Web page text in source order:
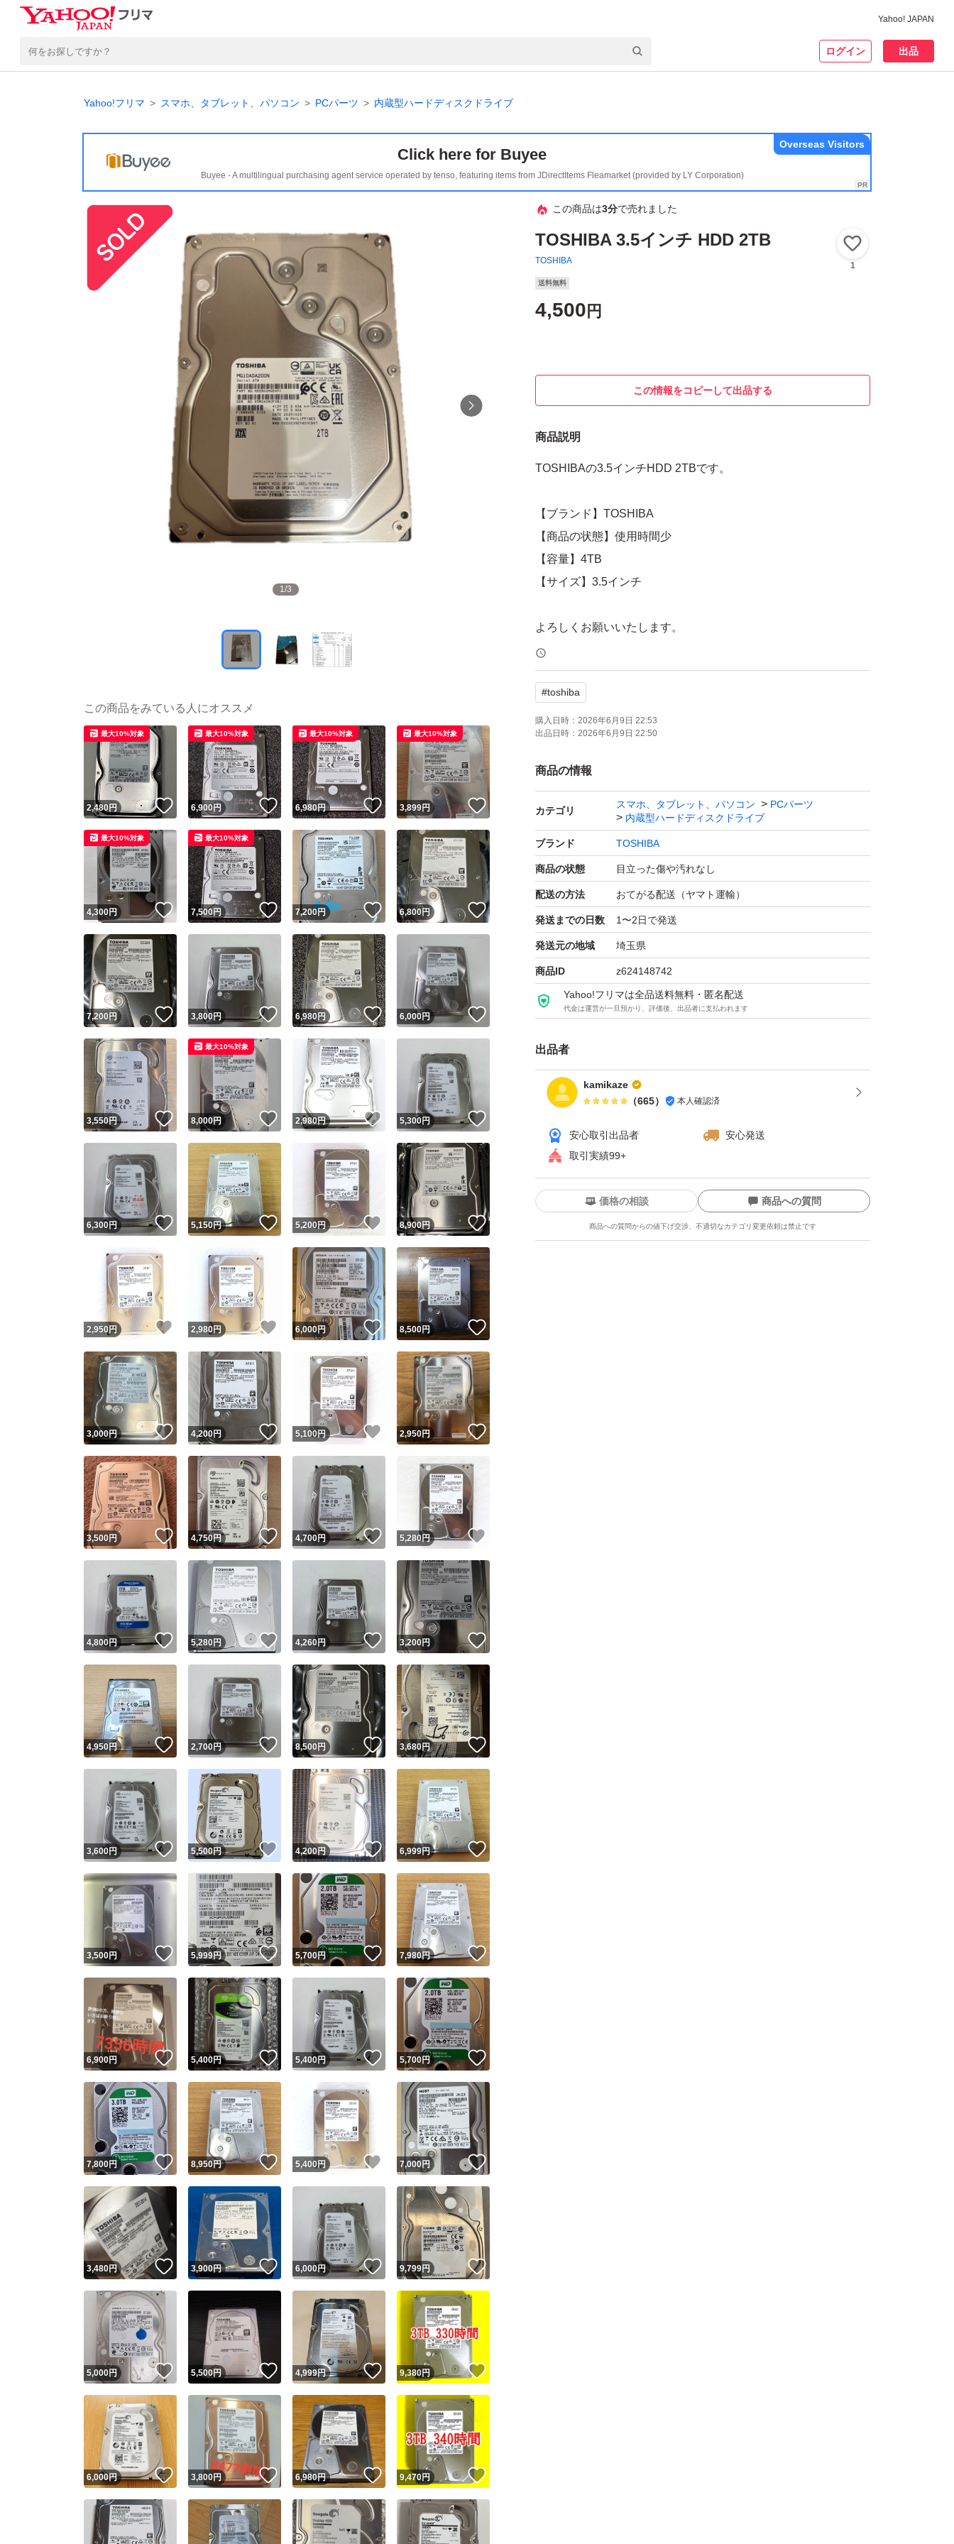
Yahoo! JAPAN
ログイン 出品
Yahoo!フリマ スマホ、タブレット、パソコン PCパーツ 内蔵型ハードディスクドライブ
Click here for Buyee
Buyee - A multilingual purchasing agent service operated by tenso, featuring items from JDirectItems Fleamarket (provided by LY Corporation)
Overseas Visitors
1/3
この商品は3分で売れました
TOSHIBA 3.5インチ HDD 2TB
TOSHIBA 1
送料無料
4,500 円
この情報をコピーして出品する
商品説明
TOSHIBAの3.5インチHDD 2TBです。
【ブランド】TOSHIBA
【商品の状態】使用時間少
【容量】4TB
【サイズ】3.5インチ
よろしくお願いいたします。
#toshiba
購入日時： 2026年6月9日 22:53
出品日時： 2026年6月9日 22:50
商品の情報
カテゴリ
スマホ、タブレット、パソコン
PCパーツ
内蔵型ハードディスクドライブ
ブランド TOSHIBA
商品の状態 目立った傷や汚れなし
配送の方法 おてがる配送（ヤマト運輸）
発送までの日数 1〜2日で発送
発送元の地域 埼玉県
商品ID z624148742
Yahoo!フリマは全品送料無料・匿名配送
代金は運営が一旦預かり、評価後、出品者に支払われます
出品者
kamikaze
（665） 本人確認済
安心取引出品者
安心発送
取引実績99+
ユーザーの実績について
Yahoo!フリマが定めた一定の基準を満たしたユーザーにバッジを付与しています
安心取引出品者
安心取引出品者 Yahoo!フリマの基準をクリアした安心・安全なユーザーです
取引実績
取引実績◯+ このユーザーはYahoo!フリマの取引を完了させた実績があります
他フリマ実績◯+ このユーザーは他フリマサービスでの取引実績があります
スピード&安心発送
※このバッジは実績に基づく表示であり、発送を保証しているものではありません
スピード＆安心発送
このユーザーは高頻度で24時間以内＆設定した発送日数内に発送してい
ます
スピード発送 このユーザーは高頻度で24時間以内に発送しています
安心発送 このユーザーは設定した発送日数内に発送しています
価格の相談 商品への質問
商品への質問からの値下げ交渉、不適切なカテゴリ変更依頼は禁止です
この商品の情報をコピーします
商品画像の無断転載は禁止されています
1商品につき1回です
出品ページへ
キャンセル
この商品をみている人にオススメ
2,480円 いいね！
最大10%対象
6,900円 いいね！
最大10%対象
6,980円 いいね！
最大10%対象
3,899円 いいね！
最大10%対象
4,300円 いいね！
最大10%対象
7,500円 いいね！
最大10%対象
7,200円 いいね！
6,800円 いいね！
7,200 円 いいね！
3,800円 いいね！
6,980円 いいね！
6,000円
3,550円 いいね！
8,000円 いいね！
最大10%対象
2,980円 いいね！
5,300円
6,300円 いいね！
5,150円 いいね！
5,200円 いいね！
8,900円 いいね！
2,950円 いいね！
2,980円 いいね！
6,000円 いいね！
8,500円
3,000円 いいね！
4,200円 いいね！
5,100円 いいね！
2,950円 いいね！
3,500円 いいね！
4,750円 いいね！
4,700円 いいね！
5,280円
4,800円 いいね！
5,280円 いいね！
4,260円 いいね！
3,200円
4,950円 いいね！
2,700円 いいね！
8,500円 いいね！
3,680円
3,600円 いいね！
5,500円 いいね！
4,200円 いいね！
6,999円 いいね！
3,500円 いいね！
5,999円 いいね！
5,700円 いいね！
7,980円 いいね！
6,900円 いいね！
5,400円 いいね！
5,400円 いいね！
5,700円
7,800円 いいね！
8,950円 いいね！
5,400円 いいね！
7,000円 いいね！
3,480円 いいね！
3,900円 いいね！
6,000円 いいね！
9,799円 いいね！
5,000円 いいね！
5,500円 いいね！
4,999円 いいね！
9,380円
6,000円 いいね！
3,800円 いいね！
6,980円 いいね！
9,470円